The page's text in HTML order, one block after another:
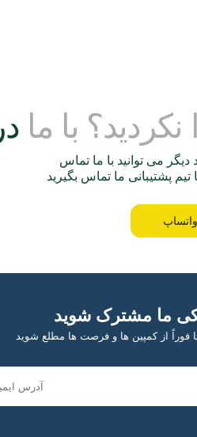
با ما
دیگر می توانید با ما تماس
ما مشترک شوید